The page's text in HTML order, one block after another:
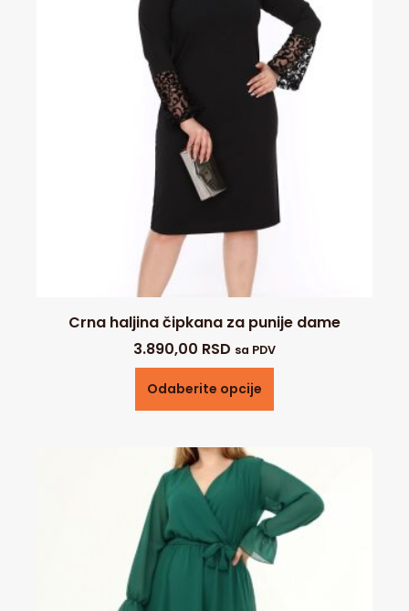
Crna haljina čipkana za punije dame
3.890,00 RSD sa PDV
Odaberite opcije